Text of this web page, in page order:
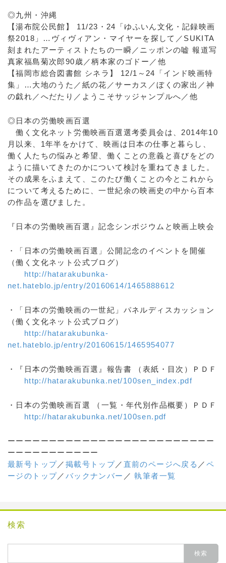
◎九州・沖縄
【湯布院公民館】 11/23・24「ゆふいん文化・記録映画
祭2018」…ヴィヴィアン・マイヤーを探して／SUKITA
刻まれたアーティストたちの一瞬／ニッポンの嘘 報道写
真家福島菊次郎90歳／柄本家のゴドー／他
【福岡市総合図書館 シネラ】 12/1～24「インド映画特
集」…大地のうた／紙の花／サーカス／ぼくの家出／神
の戯れ／へだたり／ようこそサッジャンプルへ／他
◎日本の労働映画百選
働く文化ネット労働映画百選選考委員会は、2014年10
月以来、1年半をかけて、映画は日本の仕事と暮らし、
働く人たちの悩みと希望、働くことの意義と喜びをどの
ように描いてきたのかについて検討を重ねてきました。
その成果をふまえて、このたび働くことの今とこれから
について考えるために、一世紀余の映画史の中から百本
の作品を選びました。
『日本の労働映画百選』記念シンポジウムと映画上映会
・「日本の労働映画百選」公開記念のイベントを開催
（働く文化ネット公式ブログ）
http://hatarakubunka-
net.hateblo.jp/entry/20160614/1465888612
・「日本の労働映画の一世紀」パネルディスカッション
（働く文化ネット公式ブログ）
http://hatarakubunka-
net.hateblo.jp/entry/20160615/1465954077
・『日本の労働映画百選』報告書 （表紙・目次）ＰＤＦ
http://hatarakubunka.net/100sen_index.pdf
・日本の労働映画百選 （一覧・年代別作品概要）ＰＤＦ
http://hatarakubunka.net/100sen.pdf
ーーーーーーーーーーーーーーーーーーーーーーーーー
ーーーーーーーーーーー
最新号トップ／ 掲載号トップ／ 直前のページへ戻る ／ ペ
ージのトップ／ バックナンバー ／執筆者一覧
検索